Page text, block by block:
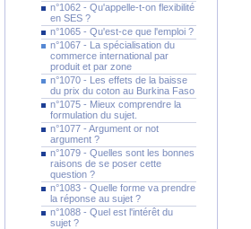
n°1062 - Qu'appelle-t-on flexibilité
en SES ?
n°1065 - Qu'est-ce que l'emploi ?
n°1067 - La spécialisation du
commerce international par
produit et par zone
n°1070 - Les effets de la baisse
du prix du coton au Burkina Faso
n°1075 - Mieux comprendre la
formulation du sujet.
n°1077 - Argument or not
argument ?
n°1079 - Quelles sont les bonnes
raisons de se poser cette
question ?
n°1083 - Quelle forme va prendre
la réponse au sujet ?
n°1088 - Quel est l'intérêt du
sujet ?